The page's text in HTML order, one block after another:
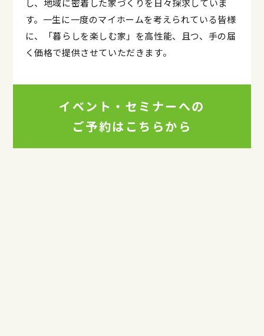
し、地域に密着した家づくりを日々探求していま
す。一生に一度のマイホームを考えられている皆様
に、「暮らしを楽しむ家」を高性能、且つ、手の届
く価格で提供させていただきます。
イベント・セミナーへの
ご予約はこちらから